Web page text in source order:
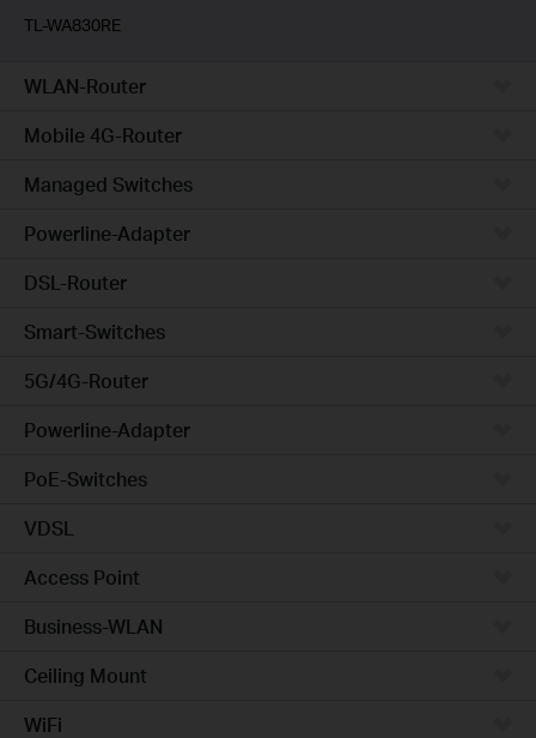
TL-WA830RE
WLAN-Router
Mobile 4G-Router
Managed Switches
Powerline-Adapter
DSL-Router
Smart-Switches
5G/4G-Router
Powerline-Adapter
PoE-Switches
VDSL
Access Point
Business-WLAN
Ceiling Mount
WiFi